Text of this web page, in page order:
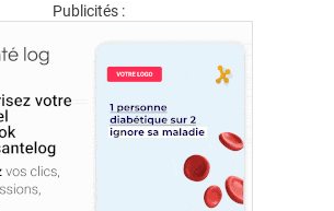
Publicités :